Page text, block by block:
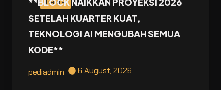
Berita
**BLOCK NAIKKAN PROYEKSI 2026
SETELAH KUARTER KUAT,
TEKNOLOGI AI MENGUBAH SEMUA
KODE**
pediadmin 6 August, 2026